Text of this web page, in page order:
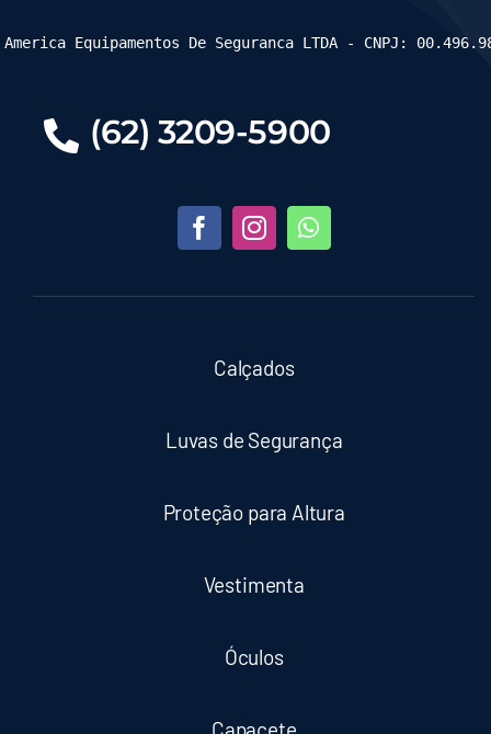
(62) 3209-5900
Calçados
Luvas de Segurança
Proteção para Altura
Vestimenta
Óculos
Equipamentos De Seguranca LTDA - CNPJ: